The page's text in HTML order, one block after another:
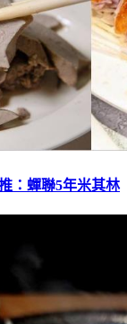
：蟬聯5年米其林